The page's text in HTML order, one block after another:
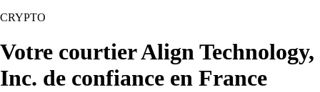
CRYPTO
Votre courtier Align Technology,
Inc. de confiance en France